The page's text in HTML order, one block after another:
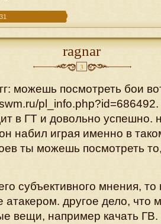
ragnar
3
можешь посмотреть бои
в ГТ и довольно успешно.
набил играя именно в
ты можешь посмотреть
субъективного мнения,
атакером. другое дело, что
вещи, например качать